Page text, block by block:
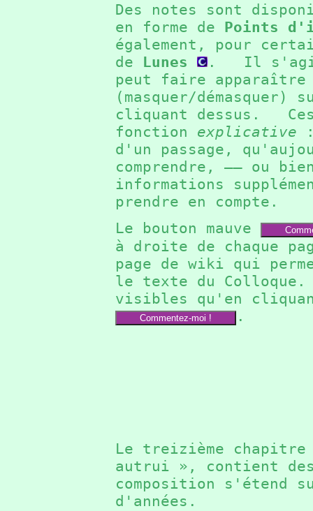
Des notes sont
en forme de Points
également, pour
de Lunes
. Il s'agit
peut faire
(masquer/démasquer)
cliquant dessus.
fonction explicative
d'un passage,
comprendre, —— ou
informations
prendre en compte.
Le bouton mauve
à droite de chaque
page de wiki qui
le texte du Colloque.
visibles qu'en
Commentez-moi ! .
Le treizième
autrui », contient des
composition s'étend
d'années.